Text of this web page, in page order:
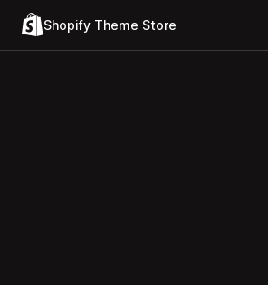
Shopify Theme Store